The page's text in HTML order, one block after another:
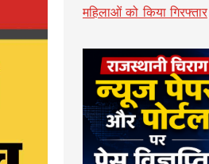
महिलाओं को किया गिरफ्तार